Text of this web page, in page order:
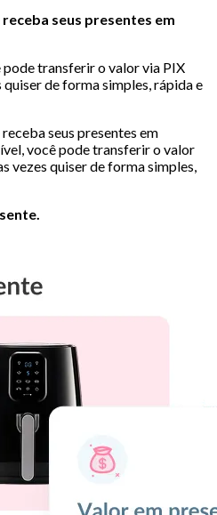
receba seus presentes em
transferir o valor via PIX
de forma simples, rápida e
seus presentes em
você pode transferir o valor
vezes quiser de forma simples,